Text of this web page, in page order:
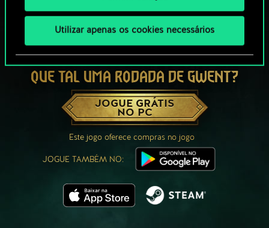
Utilizar apenas os cookies necessários
QUE TAL UMA RODADA DE GWENT?
JOGUE GRÁTIS
NO PC
Este jogo oferece compras no jogo
JOGUE TAMBÉM NO: